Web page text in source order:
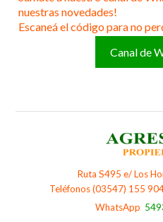
nuestras novedades!
Escaneá el código para no
Canal de
Ruta S495 e/ Los
Teléfonos (03547) 155
WhatsApp